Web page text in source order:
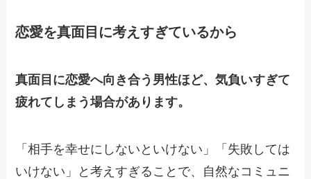
恋愛を真面目に考えすぎているから
真面目に恋愛へ向き合う男性ほど、気負いすぎて
疲れてしまう場合があります。
「相手を幸せにしないといけない」「失敗しては
いけない」と考えすぎることで、自然なコミュニ